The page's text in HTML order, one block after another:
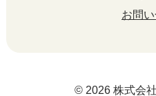
お問
© 2026 株式会